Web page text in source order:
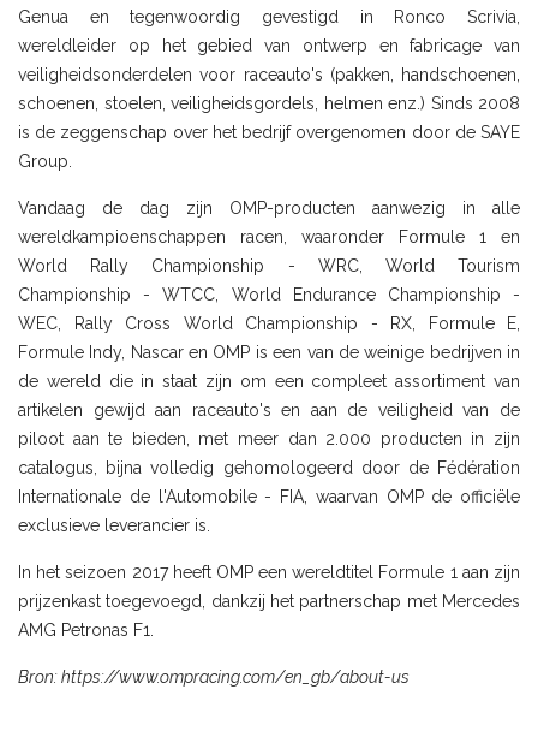
Genua en tegenwoordig gevestigd in Ronco Scrivia,
wereldleider op het gebied van ontwerp en fabricage van
veiligheidsonderdelen voor raceauto's (pakken, handschoenen,
schoenen, stoelen, veiligheidsgordels, helmen enz.) Sinds 2008
is de zeggenschap over het bedrijf overgenomen door de SAYE
Group.
Vandaag de dag zijn OMP-producten aanwezig in alle
wereldkampioenschappen racen, waaronder Formule 1 en
World Rally Championship - WRC, World Tourism
Championship - WTCC, World Endurance Championship -
WEC, Rally Cross World Championship - RX, Formule E,
Formule Indy, Nascar en OMP is een van de weinige bedrijven in
de wereld die in staat zijn om een compleet assortiment van
artikelen gewijd aan raceauto's en aan de veiligheid van de
piloot aan te bieden, met meer dan 2.000 producten in zijn
catalogus, bijna volledig gehomologeerd door de Fédération
Internationale de l'Automobile - FIA, waarvan OMP de officiële
exclusieve leverancier is.
In het seizoen 2017 heeft OMP een wereldtitel Formule 1 aan zijn
prijzenkast toegevoegd, dankzij het partnerschap met Mercedes
AMG Petronas F1.
Bron: https://www.ompracing.com/en_gb/about-us